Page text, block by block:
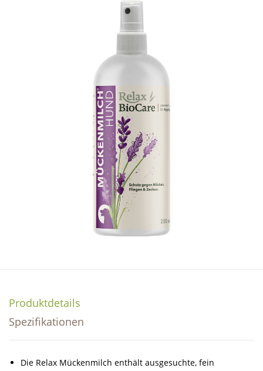
Produktdetails
Spezifikationen
Die Relax Mückenmilch enthält ausgesuchte, fein